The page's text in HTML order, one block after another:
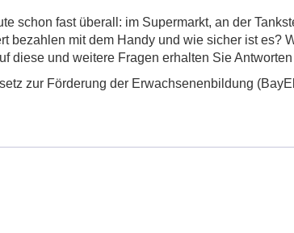
schon fast überall: im Supermarkt, an der
bezahlen mit dem Handy und wie sicher ist es?
diese und weitere Fragen erhalten Sie
zur Förderung der Erwachsenenbildung